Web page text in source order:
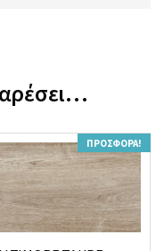
ΠΡΟΣΦΟΡΆ!